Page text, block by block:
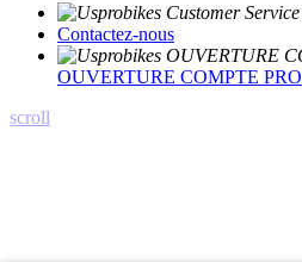
Contactez-nous
OUVERTURE COMPTE PRO
scroll